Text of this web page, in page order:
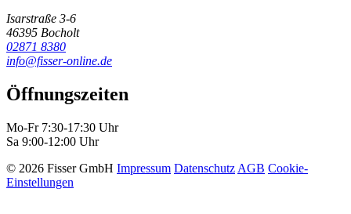
Isarstraße 3-6
46395 Bocholt
02871 8380
info@fisser-online.de
Öffnungszeiten
Mo-Fr 7:30-17:30 Uhr
Sa 9:00-12:00 Uhr
© 2026 Fisser GmbH Impressum Datenschutz AGB Cookie-
Einstellungen